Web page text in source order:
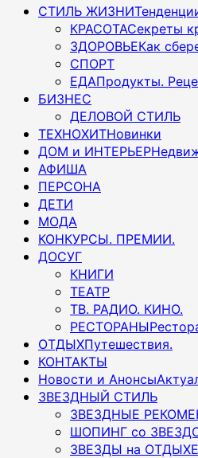
Основное
СТИЛЬ ЖИЗНИ
КРАСОТАСекреты
ЗДОРОВЬЕКак
СПОРТ
ЕДАПродукты.
БИЗНЕС
ДЕЛОВОЙ СТИЛЬ
ТЕХНОХИТНовинки
ДОМ и ИНТЕРЬЕР
АФИША
ПЕРСОНА
ДЕТИ
МОДА
КОНКУРСЫ. ПРЕМИИ.
ДОСУГ
КНИГИ
ТЕАТР
ТВ. РАДИО. КИНО.
РЕСТОРАНЫ
ОТДЫХПутешествия.
КОНТАКТЫ
Новости и Анонсы
ЗВЕЗДНЫЙ СТИЛЬ
ЗВЕЗДНЫЕ
ШОПИНГ со
ЗВЕЗДЫ на ОТДЫХЕ